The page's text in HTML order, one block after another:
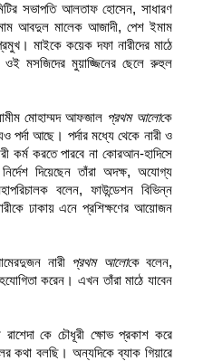
সভাপতি আলতাফ হোসেন, সাধারণ
আবদুল মালেক আজাদী, পেশ ইমাম
মাইকে কয়েক দফা নারীদের মাঠে
ওই মসজিদের মুয়াজ্জিনের ছেলে রুহুল
মোহাম্মদ আফজাল প্রথম আলোকে
পর্দা আছে। পর্দার মধ্যে থেকে নারী ও
কর্ম করতে পারবে না কোরআন-হাদিসে
দিয়েছেন তাঁরা অদক্ষ, অযোগ্য
বলেন, ফাউন্ডেশন বিভিন্ন
ঢাকায় এনে প্রশিক্ষণের আয়োজন
নারী প্রথম আলোকে বলেন,
করেন। এখন তাঁরা মাঠে যাবেন
রাশেদা কে চৌধূরী ক্ষোভ প্রকাশ করে
কথা বলছি। অন্যদিকে ব্যাক গিয়ারে